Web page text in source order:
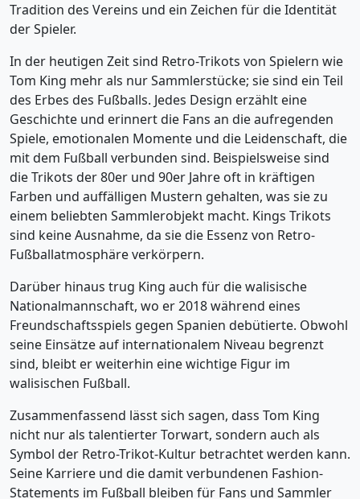
Tradition des Vereins und ein Zeichen für die Identität
der Spieler.
In der heutigen Zeit sind Retro-Trikots von Spielern wie
Tom King mehr als nur Sammlerstücke; sie sind ein Teil
des Erbes des Fußballs. Jedes Design erzählt eine
Geschichte und erinnert die Fans an die aufregenden
Spiele, emotionalen Momente und die Leidenschaft, die
mit dem Fußball verbunden sind. Beispielsweise sind
die Trikots der 80er und 90er Jahre oft in kräftigen
Farben und auffälligen Mustern gehalten, was sie zu
einem beliebten Sammlerobjekt macht. Kings Trikots
sind keine Ausnahme, da sie die Essenz von Retro-
Fußballatmosphäre verkörpern.
Darüber hinaus trug King auch für die walisische
Nationalmannschaft, wo er 2018 während eines
Freundschaftsspiels gegen Spanien debütierte. Obwohl
seine Einsätze auf internationalem Niveau begrenzt
sind, bleibt er weiterhin eine wichtige Figur im
walisischen Fußball.
Zusammenfassend lässt sich sagen, dass Tom King
nicht nur als talentierter Torwart, sondern auch als
Symbol der Retro-Trikot-Kultur betrachtet werden kann.
Seine Karriere und die damit verbundenen Fashion-
Statements im Fußball bleiben für Fans und Sammler